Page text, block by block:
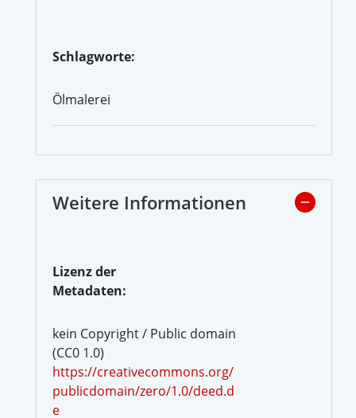
Schlagworte:
Ölmalerei
Weitere Informationen
Lizenz der
Metadaten:
kein Copyright / Public domain
(CC0 1.0)
https://creativecommons.org/
publicdomain/zero/1.0/deed.d
e